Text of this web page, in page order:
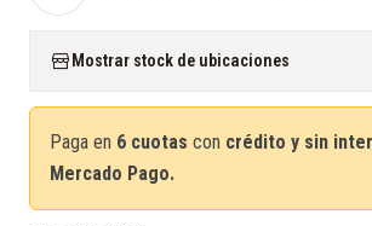
Mostrar stock de ubicaciones
Paga en 6 cuotas con crédito y sin
Mercado Pago.